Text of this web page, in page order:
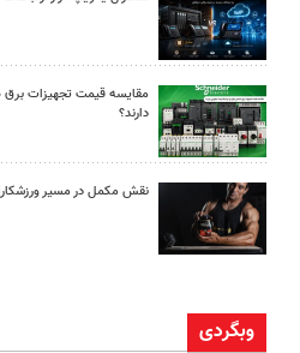
مقایسه قیمت تجهیزات برق
دارند؟
نقش مکمل در مسیر
وبگردی